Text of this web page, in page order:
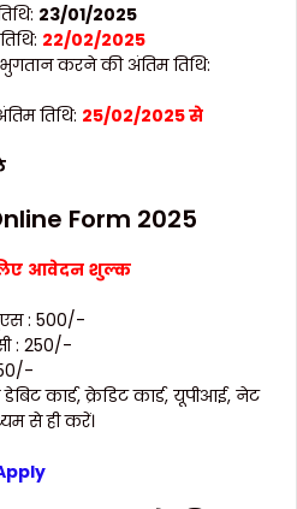
23/01/2025
22/02/2025
करने की अंतिम तिथि:
तिथि: 25/02/2025 से
Form 2025
आवेदन शुल्क
: 500/-
: 250/-
कार्ड, क्रेडिट कार्ड, यूपीआई, नेट
से ही करें।